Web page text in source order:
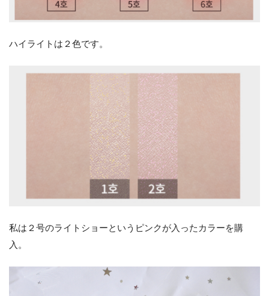
ハイライトは２色です。
私は２号のライトショーというピンクが入ったカラーを購
入。